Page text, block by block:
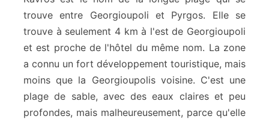
e
K
a
v
r
o
s
trouve entre Georgioupoli et Pyrgos. Elle se
trouve à seulement 4 km à l'est de Georgioupoli
et est proche de l'hôtel du même nom. La zone
a connu un fort développement touristique, mais
moins que la Georgioupolis voisine. C'est une
plage de sable, avec des eaux claires et peu
profondes, mais malheureusement, parce qu'elle